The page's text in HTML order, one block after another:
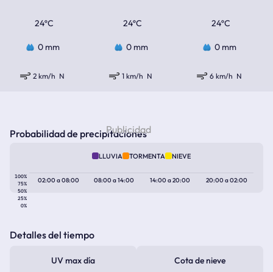
24ºC 24ºC 24ºC
0 mm 0 mm 0 mm
2 km/h N 1 km/h N 6 km/h N
Probabilidad de precipitaciones
LLUVIA TORMENTA NIEVE
100%
75%
50%
25%
0%
02:00a08:00 08:00a14:00 14:00a20:00 20:00a02:00
Detalles del tiempo
UV max día Cota de nieve